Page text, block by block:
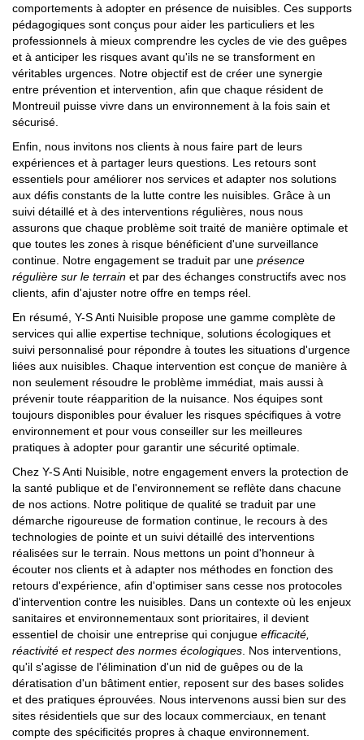
comportements à adopter en présence de nuisibles. Ces supports
pédagogiques sont conçus pour aider les particuliers et les
professionnels à mieux comprendre les cycles de vie des guêpes
et à anticiper les risques avant qu'ils ne se transforment en
véritables urgences. Notre objectif est de créer une synergie
entre prévention et intervention, afin que chaque résident de
Montreuil puisse vivre dans un environnement à la fois sain et
sécurisé.
Enfin, nous invitons nos clients à nous faire part de leurs
expériences et à partager leurs questions. Les retours sont
essentiels pour améliorer nos services et adapter nos solutions
aux défis constants de la lutte contre les nuisibles. Grâce à un
suivi détaillé et à des interventions régulières, nous nous
assurons que chaque problème soit traité de manière optimale et
que toutes les zones à risque bénéficient d'une surveillance
continue. Notre engagement se traduit par une présence
régulière sur le terrain et par des échanges constructifs avec nos
clients, afin d'ajuster notre offre en temps réel.
En résumé, Y-S Anti Nuisible propose une gamme complète de
services qui allie expertise technique, solutions écologiques et
suivi personnalisé pour répondre à toutes les situations d'urgence
liées aux nuisibles. Chaque intervention est conçue de manière à
non seulement résoudre le problème immédiat, mais aussi à
prévenir toute réapparition de la nuisance. Nos équipes sont
toujours disponibles pour évaluer les risques spécifiques à votre
environnement et pour vous conseiller sur les meilleures
pratiques à adopter pour garantir une sécurité optimale.
Chez Y-S Anti Nuisible, notre engagement envers la protection de
la santé publique et de l'environnement se reflète dans chacune
de nos actions. Notre politique de qualité se traduit par une
démarche rigoureuse de formation continue, le recours à des
technologies de pointe et un suivi détaillé des interventions
réalisées sur le terrain. Nous mettons un point d'honneur à
écouter nos clients et à adapter nos méthodes en fonction des
retours d'expérience, afin d'optimiser sans cesse nos protocoles
d'intervention contre les nuisibles. Dans un contexte où les enjeux
sanitaires et environnementaux sont prioritaires, il devient
essentiel de choisir une entreprise qui conjugue efficacité,
réactivité et respect des normes écologiques. Nos interventions,
qu'il s'agisse de l'élimination d'un nid de guêpes ou de la
dératisation d'un bâtiment entier, reposent sur des bases solides
et des pratiques éprouvées. Nous intervenons aussi bien sur des
sites résidentiels que sur des locaux commerciaux, en tenant
compte des spécificités propres à chaque environnement.